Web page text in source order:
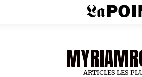
ARTICLES LES